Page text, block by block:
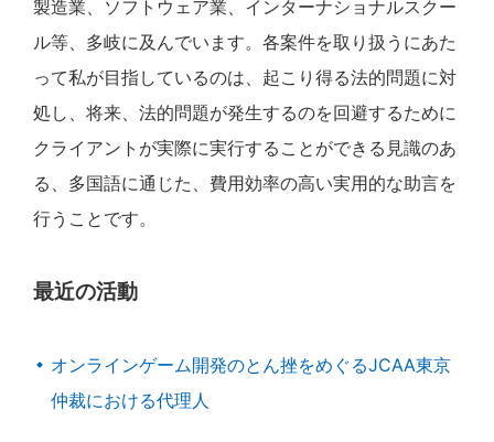
製造業、ソフトウェア業、インターナショナルスクー
ル等、多岐に及んでいます。各案件を取り扱うにあた
って私が目指しているのは、起こり得る法的問題に対
処し、将来、法的問題が発生するのを回避するために
クライアントが実際に実行することができる見識のあ
る、多国語に通じた、費用効率の高い実用的な助言を
行うことです。
最近の活動
オンラインゲーム開発のとん挫をめぐるJCAA東京
仲裁における代理人